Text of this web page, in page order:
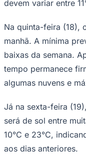
Cauber
Os moradores
enfrentar mais
frias ao longo
sexta-feira (19),
e com